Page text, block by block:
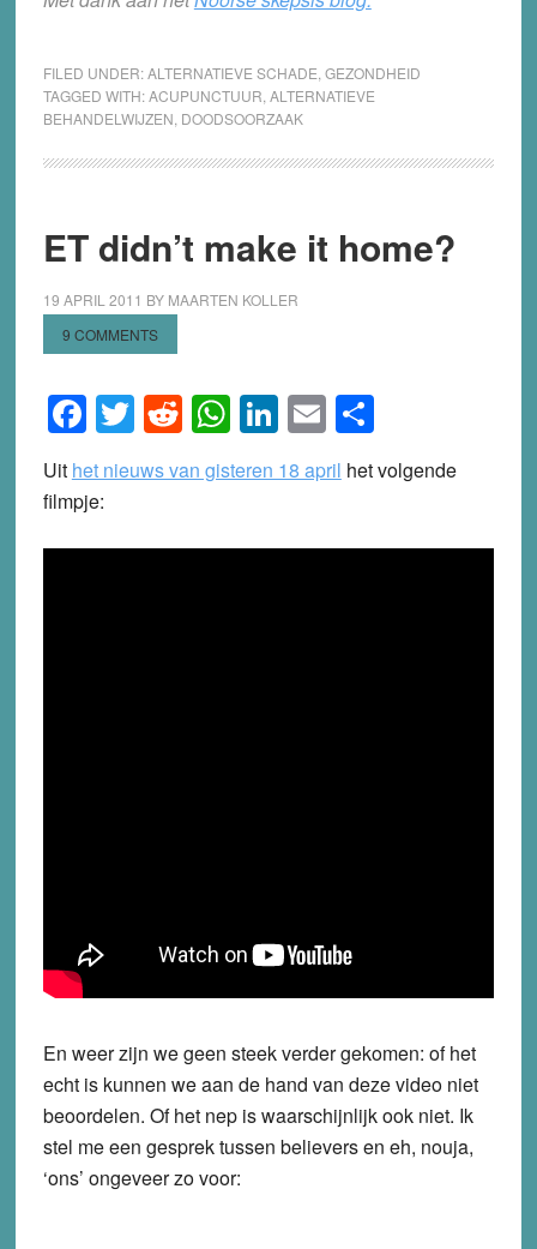
FILED UNDER:ALTERNATIEVE SCHADE GEZONDHEID
TAGGED WITH:ACUPUNCTUUR ALTERNATIEVE
BEHANDELWIJZEN DOODSOORZAAK
ET didn’t make it home?
19 APRIL 2011 BY MAARTEN KOLLER
9 COMMENTS
Facebook
Twitter
Reddit
WhatsApp
LinkedIn
EmailShare
Uit het nieuws van gisteren 18 april het volgende
filmpje:
En weer zijn we geen steek verder gekomen: of het
echt is kunnen we aan de hand van deze video niet
beoordelen. Of het nep is waarschijnlijk ook niet. Ik
stel me een gesprek tussen believers en eh, nouja,
‘ons’ ongeveer zo voor: